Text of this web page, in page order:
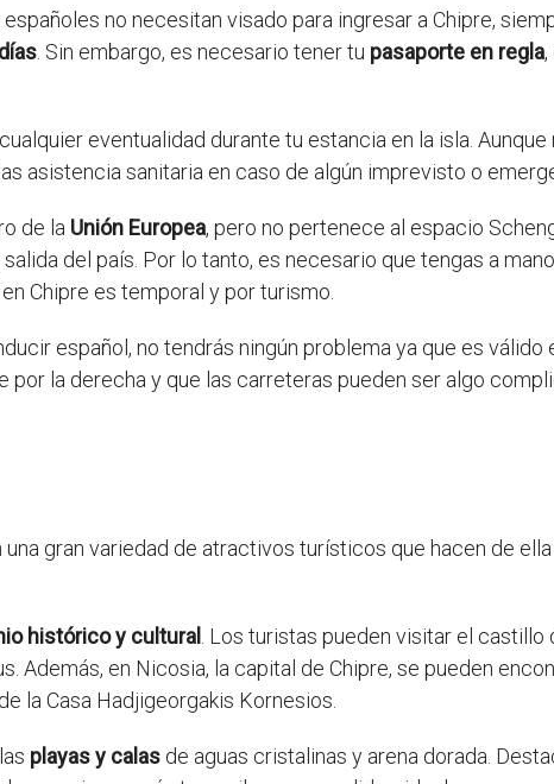
no necesitan visado para ingresar a Chipre,
. Sin embargo, es necesario tener tu pasaporte en regla,
eventualidad durante tu estancia en la isla.
asistencia sanitaria en caso de algún imprevisto o
de la Unión Europea, pero no pertenece al espacio
del país. Por lo tanto, es necesario que tengas a
Chipre es temporal y por turismo.
español, no tendrás ningún problema ya que es válido
la derecha y que las carreteras pueden ser algo
gran variedad de atractivos turísticos que hacen de
histórico y cultural . Los turistas pueden visitar el castillo
Además, en Nicosia, la capital de Chipre, se pueden
la Casa Hadjigeorgakis Kornesios.
playas y calas de aguas cristalinas y arena dorada.